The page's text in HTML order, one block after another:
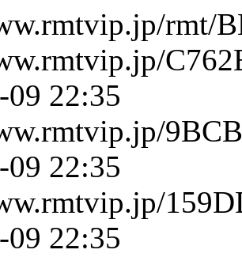
rmt/
22:35
22:35
22:35